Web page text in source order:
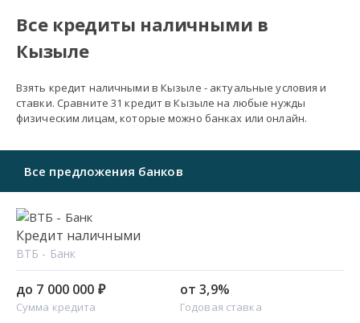
Все кредиты наличными в
Кызыле
Взять кредит наличными в Кызыле - актуальные условия и
ставки. Сравните 31 кредит в Кызыле на любые нужды
физическим лицам, которые можно банках или онлайн.
Все предложения банков
Кредит наличными
ВТБ - Банк
до 7 000 000 ₽
Сумма кредита
от 3,9%
Годовая ставка